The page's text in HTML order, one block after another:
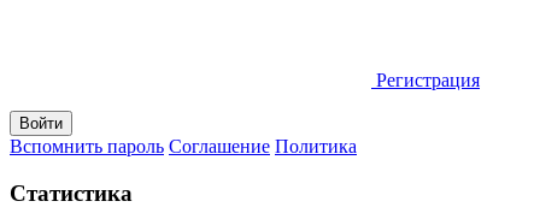
Регистрация
Вспомнить пароль Соглашение Политика
Статистика